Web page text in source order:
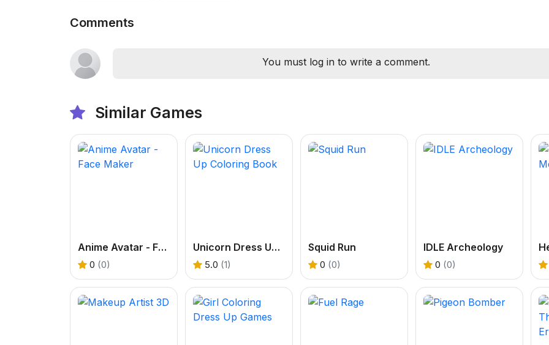
Comments
You must log in to write a comment.
Similar Games
Anime Avatar - Face Maker
0 (0)
Unicorn Dress Up Coloring Book
5.0 (1)
Squid Run
0 (0)
IDLE Archeology
0 (0)